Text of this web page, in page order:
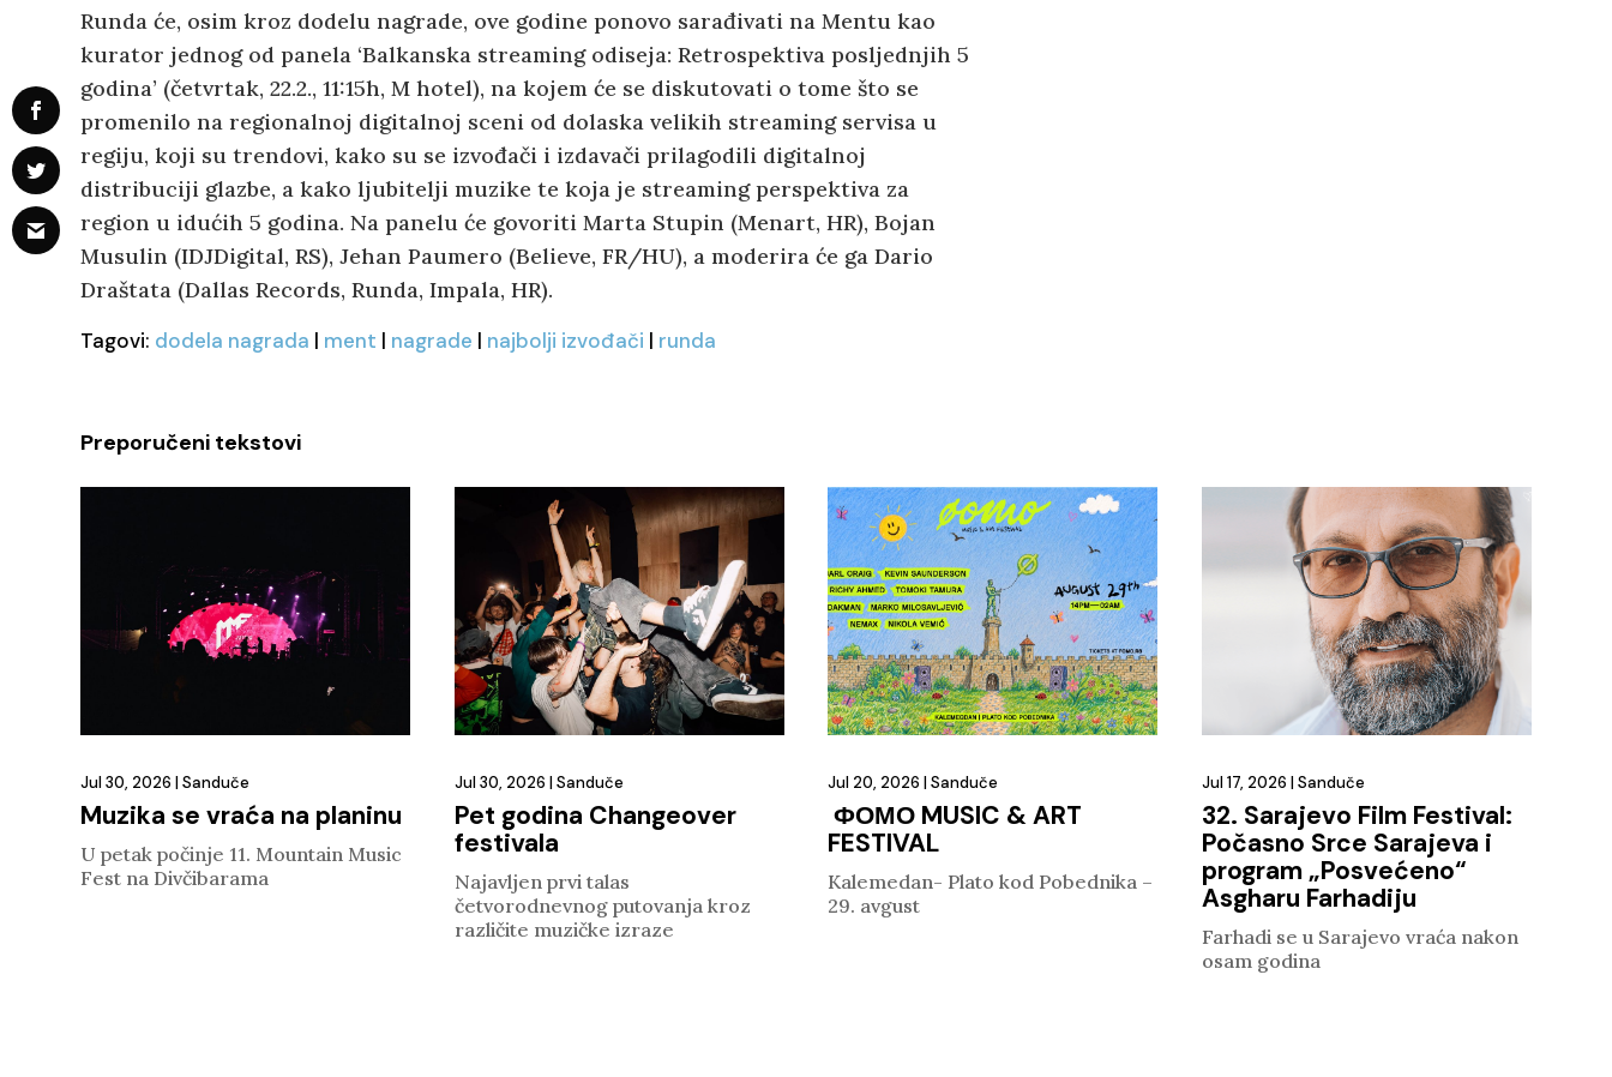
Runda će, osim kroz dodelu nagrade, ove godine ponovo sarađivati na Mentu kao
kurator jednog od panela ‘Balkanska streaming odiseja: Retrospektiva posljednjih 5
godina’ (četvrtak, 22.2., 11:15h, M hotel), na kojem će se diskutovati o tome što se
promenilo na regionalnoj digitalnoj sceni od dolaska velikih streaming servisa u
regiju, koji su trendovi, kako su se izvođači i izdavači prilagodili digitalnoj
distribuciji glazbe, a kako ljubitelji muzike te koja je streaming perspektiva za
region u idućih 5 godina. Na panelu će govoriti Marta Stupin (Menart, HR), Bojan
Musulin (IDJDigital, RS), Jehan Paumero (Believe, FR/HU), a moderira će ga Dario
Draštata (Dallas Records, Runda, Impala, HR).
Tagovi: dodela nagrada | ment | nagrade | najbolji izvođači | runda
Preporučeni tekstovi
Muzika se vraća na planinu
Jul 30, 2026 |Sanduče
U petak počinje 11. Mountain Music
Fest na Divčibarama
Pet godina Changeover
festivala
Jul 30, 2026 | Sanduče
Najavljen prvi talas
četvorodnevnog putovanja kroz
različite muzičke izraze
ФОМО MUSIC & ART
FESTIVAL
Jul 20, 2026 |Sanduče
Kalemedan- Plato kod Pobednika –
29. avgust
32. Sarajevo Film Festival:
Počasno Srce Sarajeva i
program „Posvećeno“
Asgharu Farhadiju
Jul 17, 2026 | Sanduče
Farhadi se u Sarajevo vraća nakon
osam godina